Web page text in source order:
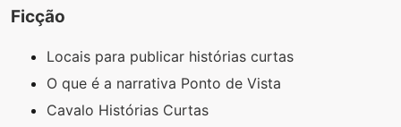
Ficção
Locais para publicar histórias curtas
O que é a narrativa Ponto de Vista
Cavalo Histórias Curtas